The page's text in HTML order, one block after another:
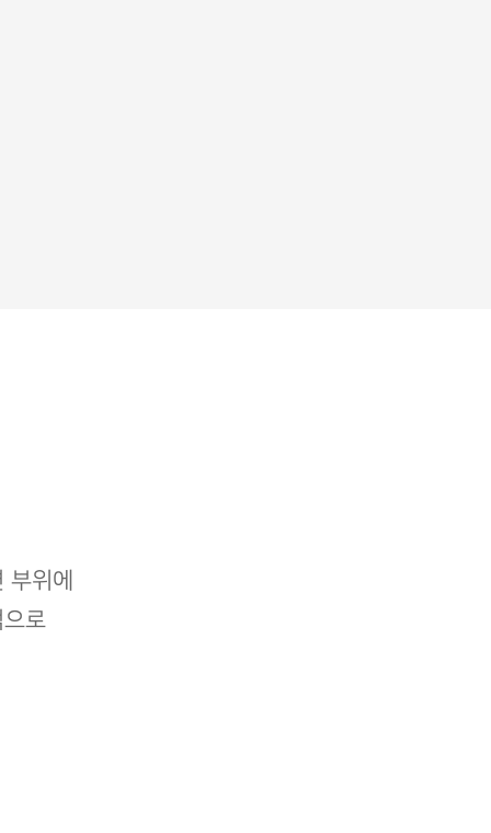
위에
로